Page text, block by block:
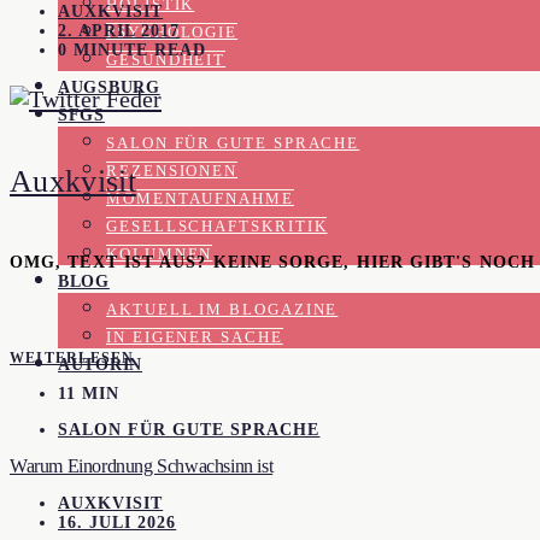
HOLISTIK
PSYCHOLOGIE
GESUNDHEIT
AUGSBURG
SFGS
SALON FÜR GUTE SPRACHE
REZENSIONEN
MOMENTAUFNAHME
GESELLSCHAFTSKRITIK
KOLUMNEN
BLOG
AKTUELL IM BLOGAZINE
IN EIGENER SACHE
AUTORIN
AUXKVISIT
2. APRIL 2017
0 MINUTE READ
Auxkvisit
OMG, TEXT IST AUS? KEINE SORGE, HIER GIBT'S
WEITERLESEN
11 MIN
SALON FÜR GUTE SPRACHE
Warum Einordnung Schwachsinn ist
AUXKVISIT
16. JULI 2026